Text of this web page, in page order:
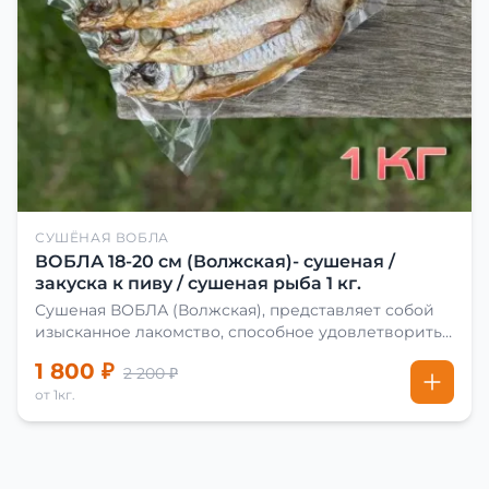
СУШЁНАЯ ВОБЛА
ВОБЛА 18-20 см (Волжская)- сушеная /
закуска к пиву / сушеная рыба 1 кг.
Сушеная ВОБЛА (Волжская), представляет собой
изысканное лакомство, способное удовлетворить
сделать вяленую воблу, её сначала хорошо солят.
Для этого используют старые рецепты и
современные способы. Благодаря этому рыба
1 800 ₽ 2 200 ₽
от 1кг.